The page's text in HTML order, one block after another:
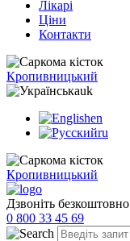
Лікарі
Ціни
Контакти
Кропивницький
uk
en
ru
Кропивницький
Дзвоніть безкоштовно
0 800 33 45 69